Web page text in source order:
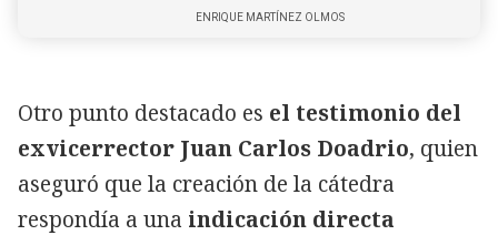
ENRIQUE MARTÍNEZ OLMOS
Otro punto destacado es el testimonio del
exvicerrector Juan Carlos Doadrio, quien
aseguró que la creación de la cátedra
respondía a una indicación directa